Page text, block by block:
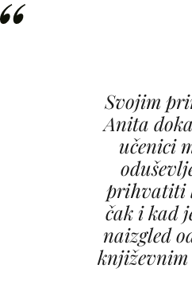
Svojim
Anita
učenici
prihvatiti
čak i kad
naizgled
književnim